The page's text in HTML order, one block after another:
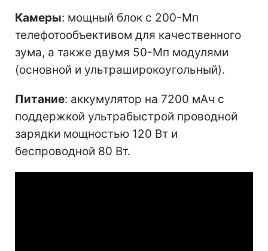
Камеры: мощный блок с 200-Мп
телефотообъективом для качественного
зума, а также двумя 50-Мп модулями
(основной и ультраширокоугольный).
Питание: аккумулятор на 7200 мАч с
поддержкой ультрабыстрой проводной
зарядки мощностью 120 Вт и
беспроводной 80 Вт.